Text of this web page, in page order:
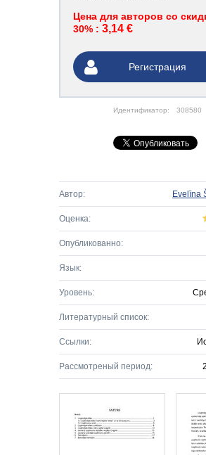
Цена для авторов со
30% : 3,14 €
Регистрация
Идентификатор: 308580
Автор: Evelīna
Оценка:
Опубликованно:
Язык:
Уровень:
Литературный список:
Ссылки:
Рассмотреный период: